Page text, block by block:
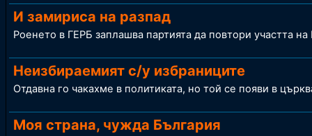
И замириса на разпад
Роенето в ГЕРБ заплашва партията да повтори участта
Неизбираемият с/у избраниците
Отдавна го чакахме в политиката, но той се появи в
Моя страна, чужда България